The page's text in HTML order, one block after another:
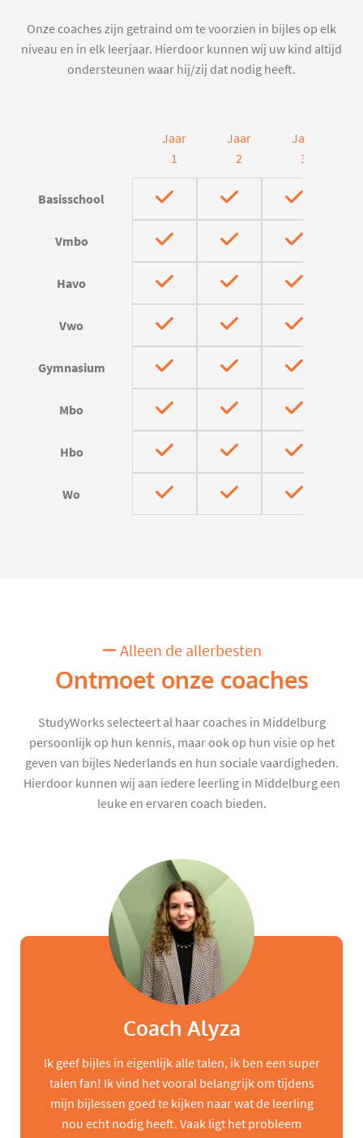
Onze coaches zijn getraind om te voorzien in bijles op elk
niveau en in elk leerjaar. Hierdoor kunnen wij uw kind altijd
ondersteunen waar hij/zij dat nodig heeft.
Jaar
1
Jaar
2
Jaar
3
Basisschool
Vmbo
Havo
Vwo
Gymnasium
Mbo
Hbo
Wo
Alleen de allerbesten
Ontmoet onze coaches
StudyWorks selecteert al haar coaches in Middelburg
persoonlijk op hun kennis, maar ook op hun visie op het
geven van bijles Nederlands en hun sociale vaardigheden.
Hierdoor kunnen wij aan iedere leerling in Middelburg een
leuke en ervaren coach bieden.
Coach Alyza
Ik geef bijles in eigenlijk alle talen, ik ben een super
talen fan! Ik vind het vooral belangrijk om tijdens
mijn bijlessen goed te kijken naar wat de leerling
nou echt nodig heeft. Vaak ligt het probleem